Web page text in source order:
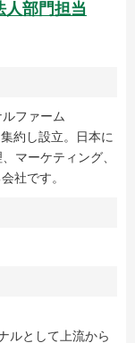
人部門担当
ファーム
約し設立。日本に
マーケティング、
社です。
ルとして上流から